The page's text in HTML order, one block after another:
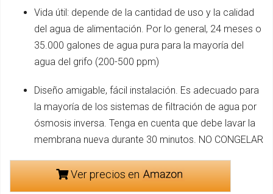
Vida útil: depende de la cantidad de uso y la calidad
del agua de alimentación. Por lo general, 24 meses o
35.000 galones de agua pura para la mayoría del
agua del grifo (200-500 ppm)
Diseño amigable, fácil instalación. Es adecuado para
la mayoría de los sistemas de filtración de agua por
ósmosis inversa. Tenga en cuenta que debe lavar la
membrana nueva durante 30 minutos. NO CONGELAR
Ver precios en